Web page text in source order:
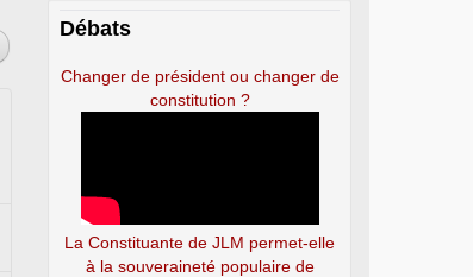
Débats
Changer de président ou changer de
constitution ?
La Constituante de JLM permet-elle
à la souveraineté populaire de